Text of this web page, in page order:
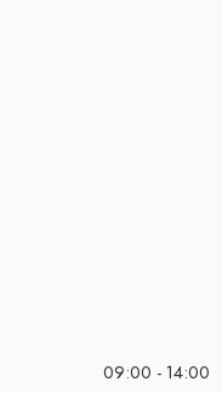
09:00 - 14:00